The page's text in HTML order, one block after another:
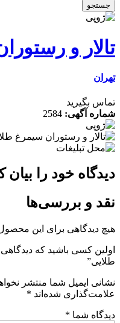
جستجو
تالار و
تهران
تماس بگیرید
شماره آگهی: 2584
دیدگاه خود را بیان
نقد و بررسی‌ها
هیچ دیدگاهی برای این
اولین کسی باشید که
طلایی”
نشانی ایمیل شما منتشر
علامت‌گذاری شده‌اند *
دیدگاه شما *